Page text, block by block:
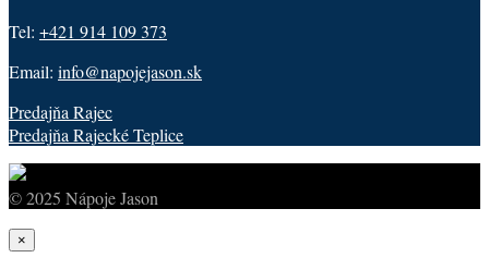
Tel: +421 914 109 373
Email: info@napojejason.sk
Predajňa Rajec
Predajňa Rajecké Teplice
© 2025 Nápoje Jason
×